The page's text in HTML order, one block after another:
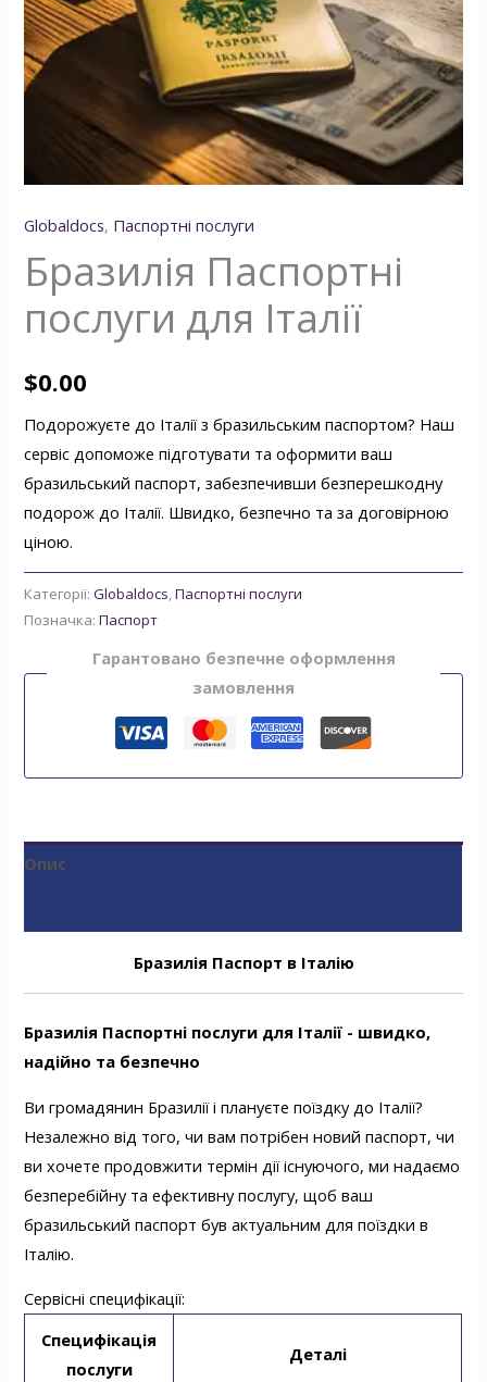
Globaldocs, Паспортні послуги
Бразилія Паспортні
послуги для Італії
$0.00
Подорожуєте до Італії з бразильським паспортом? Наш
сервіс допоможе підготувати та оформити ваш
бразильський паспорт, забезпечивши безперешкодну
подорож до Італії. Швидко, безпечно та за договірною
ціною.
Категорії:Globaldocs,Паспортні послуги
Позначка:Паспорт
Гарантовано безпечне оформлення
замовлення
Опис
Бразилія Паспорт в Італію
Бразилія Паспортні послуги для Італії - швидко,
надійно та безпечно
Ви громадянин Бразилії і плануєте поїздку до Італії?
Незалежно від того, чи вам потрібен новий паспорт, чи
ви хочете продовжити термін дії існуючого, ми надаємо
безперебійну та ефективну послугу, щоб ваш
бразильський паспорт був актуальним для поїздки в
Італію.
Сервісні специфікації:
Специфікація
послуги
Деталі